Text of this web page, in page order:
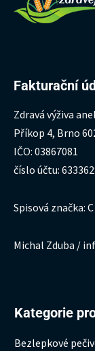
Fakturační
Zdravá výživa
Příkop 4, Brno
IČO: 03867081
číslo účtu:
Spisová značka:
Michal Zduba /
Kategorie
Bezlepkové